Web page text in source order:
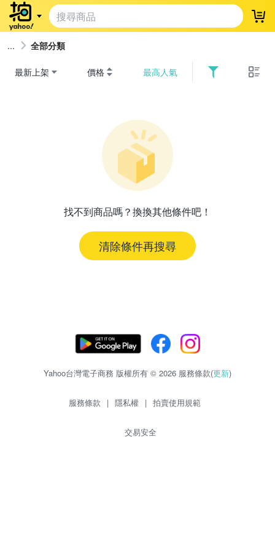
登
全部分類
最新上架 價格 最高人氣
找不到商品嗎？換換其他條件吧！
清除條件再搜尋
Yahoo台灣電子商務 版權所有 © 2026 服務條款(更新)
服務條款 | 隱私權 | 拍賣使用規範
交易安全